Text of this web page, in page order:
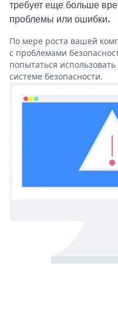
требует еще больше
проблемы или ошибки.
По мере роста вашей
с проблемами
попытаться
системе безопасности.